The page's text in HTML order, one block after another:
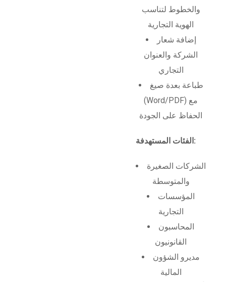
والخطوط لتناسب
الهوية التجارية
إضافة شعار
الشركة والعنوان
التجاري
طباعة بعدة صيغ
(Word/PDF) مع
الحفاظ على الجودة
الفئات المستهدفة:
الشركات الصغيرة
والمتوسطة
المؤسسات
التجارية
المحاسبون
القانونيون
مديرو الشؤون
المالية